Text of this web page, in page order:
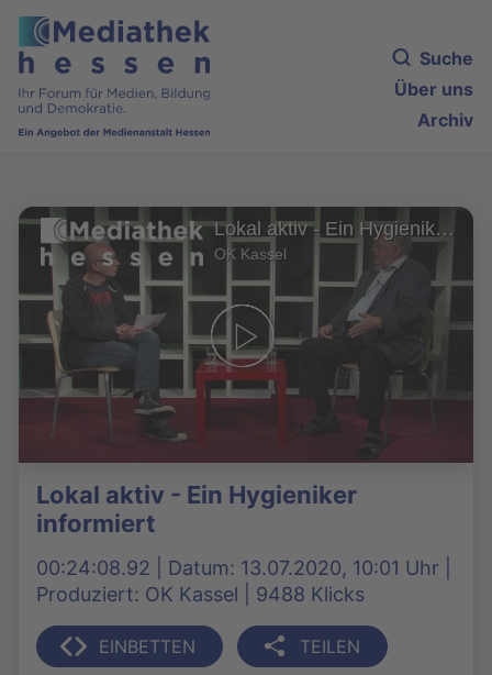
Suche
Über uns
Archiv
Lokal aktiv - Ein Hygieniker informiert
OK Kassel
Lokal aktiv - Ein Hygieniker
informiert
00:24:08.92 | Datum: 13.07.2020, 10:01 Uhr |
Produziert: OK Kassel | 9488 Klicks
EINBETTEN TEILEN